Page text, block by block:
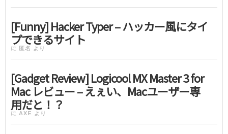
[Funny] Hacker Typer – ハッカー風にタイ
プできるサイト
に 匿名 より
[Gadget Review] Logicool MX Master 3 for
Mac レビュー – えぇい、Macユーザー専
用だと！？
に AXE より